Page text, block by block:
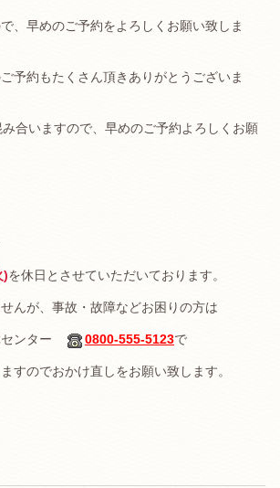
、早めのご予約をよろしくお願い致しま
予約もたくさん頂きありがとうございま
合いますので、早めのご予約よろしくお願
)を休日とさせていただいております。
んが、事故・故障などお困りの方は
センター 0800-555-5123で
すのでおかけ直しをお願い致します。